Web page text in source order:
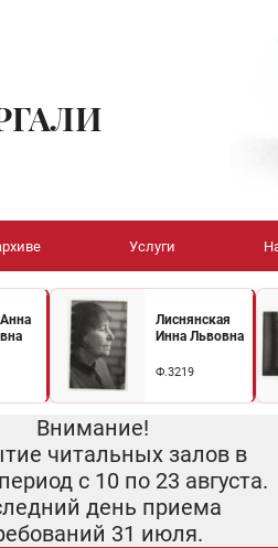
Услуги
Лиснянская
Инна Львовна
Ф.3219
Внимание!
читальных залов в
с 10 по 23 августа.
день приема
31 июля.